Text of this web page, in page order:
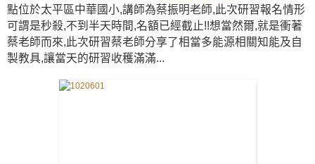
點位於太平區中華國小,講師為蔡振明老師,此次研習報名情形
可謂是秒殺,不到半天時間,名額已經截止!!想當然爾,就是衝著
蔡老師而來,此次研習蔡老師分享了相當多能源相關知能及自
製教具,讓當天的研習收穫滿滿...